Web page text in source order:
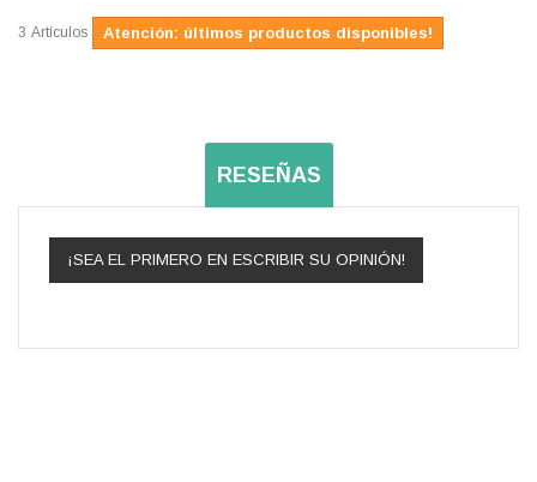
3 Artículos Atención: últimos productos disponibles!
RESEÑAS
¡SEA EL PRIMERO EN ESCRIBIR SU OPINIÓN!